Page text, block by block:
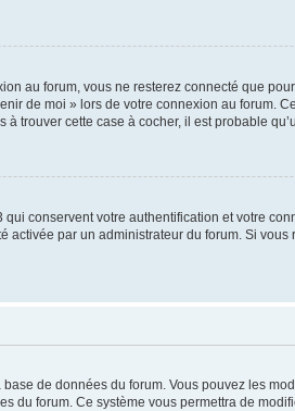
au forum, vous ne resterez connecté que
de moi » lors de votre connexion au forum.
trouver cette case à cocher, il est probable
conservent votre authentification et votre
activée par un administrateur du forum. Si
de données du forum. Vous pouvez les
du forum. Ce système vous permettra de